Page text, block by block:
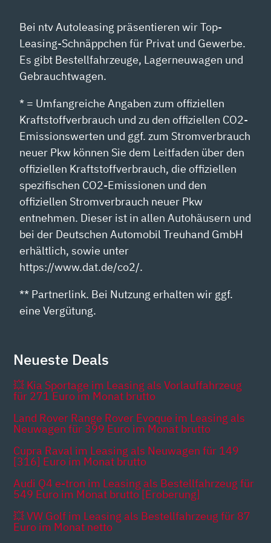
Bei ntv Autoleasing präsentieren wir Top-
Leasing-Schnäppchen für Privat und Gewerbe.
Es gibt Bestellfahrzeuge, Lagerneuwagen und
Gebrauchtwagen.
* = Umfangreiche Angaben zum offiziellen
Kraftstoffverbrauch und zu den offiziellen CO2-
Emissionswerten und ggf. zum Stromverbrauch
neuer Pkw können Sie dem Leitfaden über den
offiziellen Kraftstoffverbrauch, die offiziellen
spezifischen CO2-Emissionen und den
offiziellen Stromverbrauch neuer Pkw
entnehmen. Dieser ist in allen Autohäusern und
bei der Deutschen Automobil Treuhand GmbH
erhältlich, sowie unter
https://www.dat.de/co2/.
** Partnerlink. Bei Nutzung erhalten wir ggf.
eine Vergütung.
Neueste Deals
💥 Kia Sportage im Leasing als Vorlauffahrzeug
für 271 Euro im Monat brutto
Land Rover Range Rover Evoque im Leasing als
Neuwagen für 399 Euro im Monat brutto
Cupra Raval im Leasing als Neuwagen für 149
[316] Euro im Monat brutto
Audi Q4 e-tron im Leasing als Bestellfahrzeug für
549 Euro im Monat brutto [Eroberung]
💥 VW Golf im Leasing als Bestellfahrzeug für 87
Euro im Monat netto